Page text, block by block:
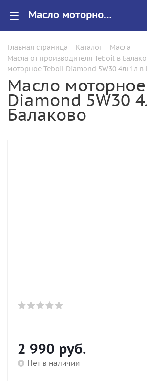
Масло моторное Teboil Diamond 5W30 4л+1л купить от 2990.00 руб. в Балаково
Главная страница - Каталог - Масла -
Масла от производителя Teboil в
моторное Teboil Diamond 5W30 4л+1л в
Масло моторное
Diamond 5W30
Балаково
2 990 руб.
Нет в наличии